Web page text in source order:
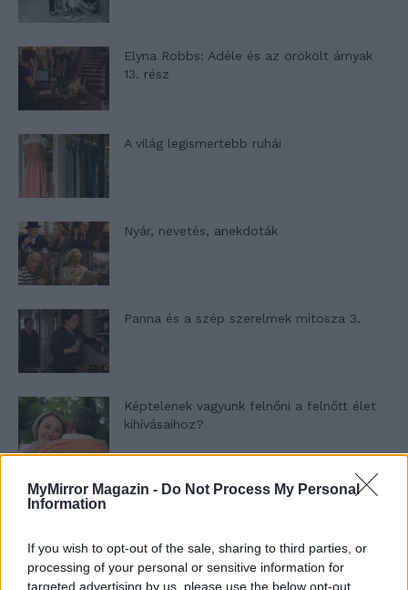
MyMirror Magazin - Do Not Process My Personal
Information
If you wish to opt-out of the sale, sharing to third parties, or
processing of your personal or sensitive information for
targeted advertising by us, please use the below opt-out
Elyna Robbs: Adéle és az örökölt árnyak
13. rész
A világ legismertebb ruhái
Nyár, nevetés, anekdoták
Panna és a szép szerelmek mítosza 3.
Képtelenek vagyunk felnőni a felnőtt élet
kihívásaihoz?
Altatógázos rablások Olaszországban
A kislány, akit nem védett meg senki –